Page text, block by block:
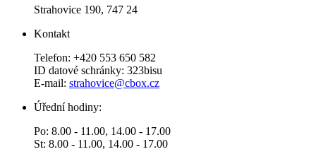
Strahovice 190, 747 24
Kontakt
Telefon: +420 553 650 582
ID datové schránky: 323bisu
E-mail: strahovice@cbox.cz
Úřední hodiny:
Po: 8.00 - 11.00, 14.00 - 17.00
St: 8.00 - 11.00, 14.00 - 17.00